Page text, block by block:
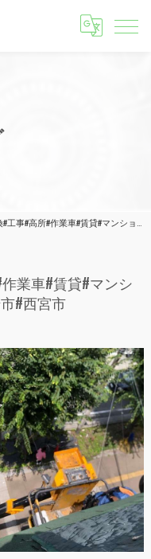
作業車#賃貸#マンション#すむーず#兵庫県#尼崎市#西宮市
業車#賃貸#マンシ
#西宮市